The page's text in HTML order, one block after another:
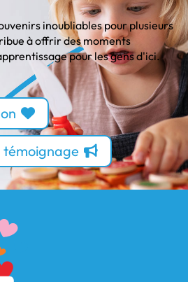
inoubliables pour plusieurs
à offrir des moments
pour les gens d'ici.
témoignage